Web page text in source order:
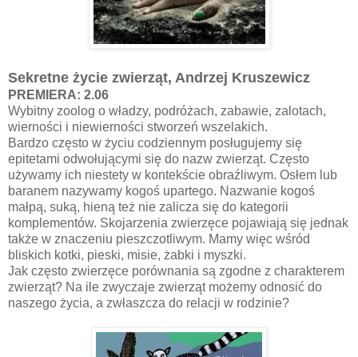
Sekretne życie zwierząt, Andrzej Kruszewicz
PREMIERA: 2.06
Wybitny zoolog o władzy, podróżach, zabawie, zalotach,
wierności i niewierności stworzeń wszelakich.
Bardzo często w życiu codziennym posługujemy się
epitetami odwołującymi się do nazw zwierząt. Często
używamy ich niestety w kontekście obraźliwym. Osłem lub
baranem nazywamy kogoś upartego. Nazwanie kogoś
małpą, suką, hieną też nie zalicza się do kategorii
komplementów. Skojarzenia zwierzęce pojawiają się jednak
także w znaczeniu pieszczotliwym. Mamy więc wśród
bliskich kotki, pieski, misie, żabki i myszki.
Jak często zwierzęce porównania są zgodne z charakterem
zwierząt? Na ile zwyczaje zwierząt możemy odnosić do
naszego życia, a zwłaszcza do relacji w rodzinie?